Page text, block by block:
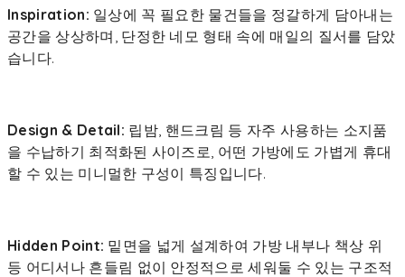
Inspiration: 일상에 꼭 필요한 물건들을 정갈하게 담아내는
공간을 상상하며, 단정한 네모 형태 속에 매일의 질서를 담았
습니다.
Design & Detail: 립밤, 핸드크림 등 자주 사용하는 소지품
을 수납하기 최적화된 사이즈로, 어떤 가방에도 가볍게 휴대
할 수 있는 미니멀한 구성이 특징입니다.
Hidden Point: 밑면을 넓게 설계하여 가방 내부나 책상 위
등 어디서나 흔들림 없이 안정적으로 세워둘 수 있는 구조적